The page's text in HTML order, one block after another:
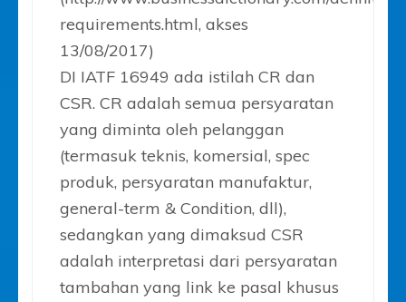
requirements.html, akses
13/08/2017)
DI IATF 16949 ada istilah CR dan
CSR. CR adalah semua persyaratan
yang diminta oleh pelanggan
(termasuk teknis, komersial, spec
produk, persyaratan manufaktur,
general-term & Condition, dll),
sedangkan yang dimaksud CSR
adalah interpretasi dari persyaratan
tambahan yang link ke pasal khusus